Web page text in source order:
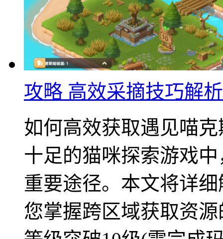
攻略 高效采摘技巧解析
如何高效获取遇见喵
十足的猫咪探索游戏
重要途径。本文将详
您掌握跨区域获取资